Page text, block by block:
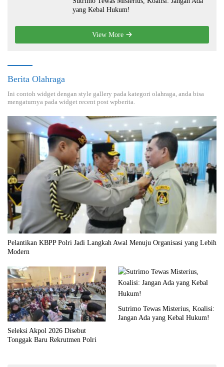
yang Kebal Hukum!
View More
Berita Olahraga
Ini contoh widget dengan style gallery pada kategori olahraga, anda bisa
mengaturnya pada widget recent post wpberita.
Pelantikan KBPP Polri Jadi Langkah Awal Menuju Organisasi yang Lebih
Modern
Seleksi Akpol 2026 Disebut
Tonggak Baru Rekrutmen Polri
Sutrimo Tewas Misterius, Koalisi:
Jangan Ada yang Kebal Hukum!